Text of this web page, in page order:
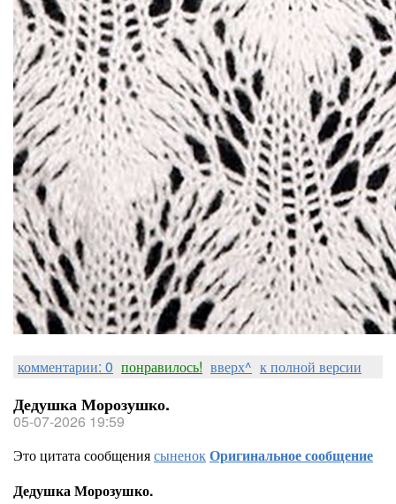
комментарии: 0 понравилось! вверх^ к полной версии
Дедушка Морозушко.
05-07-2026 19:59
Это цитата сообщениясыненокОригинальное сообщение
Дедушка Морозушко.